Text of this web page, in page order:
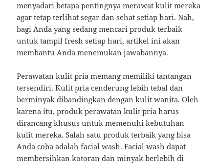
menyadari betapa pentingnya merawat kulit mereka
agar tetap terlihat segar dan sehat setiap hari. Nah,
bagi Anda yang sedang mencari produk terbaik
untuk tampil fresh setiap hari, artikel ini akan
membantu Anda menemukan jawabannya.
Perawatan kulit pria memang memiliki tantangan
tersendiri. Kulit pria cenderung lebih tebal dan
berminyak dibandingkan dengan kulit wanita. Oleh
karena itu, produk perawatan kulit pria harus
dirancang khusus untuk memenuhi kebutuhan
kulit mereka. Salah satu produk terbaik yang bisa
Anda coba adalah facial wash. Facial wash dapat
membersihkan kotoran dan minyak berlebih di